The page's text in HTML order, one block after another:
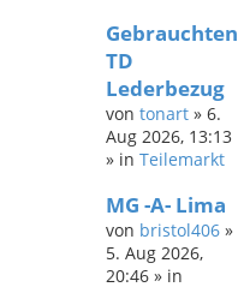
Gebrauchten
TD
Lederbezug
von tonart » 6.
Aug 2026, 13:13
» in Teilemarkt
MG -A- Lima
von bristol406 »
5. Aug 2026,
20:46 » in